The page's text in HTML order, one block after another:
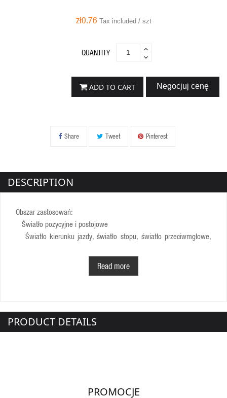
zł0.76 Tax included / szt
QUANTITY
ADD TO CART Negocjuj cenę
Share Tweet Pinterest
DESCRIPTION
Obszar zastosowań:
Światło pozycyjne i postojowe
Światło kierunku jazdy, światło stopu, światło przeciwmgłowe,
Oświetlenie wewnętrzne i do czytania
Read more
PRODUCT DETAILS
PROMOCJE